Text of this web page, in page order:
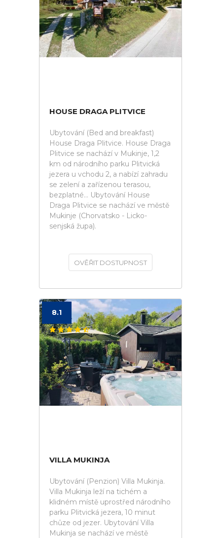
HOUSE DRAGA PLITVICE
Ubytování (Bed and breakfast)
House Draga Plitvice. House Draga
Plitvice se nachází v Mukinje, 1,2
km od národního parku Plitvická
jezera u vchodu 2, a nabízí zahradu
se zelení a zařízenou terasou,
bezplatné... Ubytování House
Draga Plitvice se nachází ve městě
Mukinje (Chorvatsko - Licko-
senjská župa).
OVĚŘIT DOSTUPNOST
8.1
VILLA MUKINJA
Ubytování (Penzion) Villa Mukinja.
Villa Mukinja leží na tichém a
klidném místě uprostřed národního
parku Plitvická jezera, 10 minut
chůze od jezer. Ubytování Villa
Mukinja se nachází ve městě